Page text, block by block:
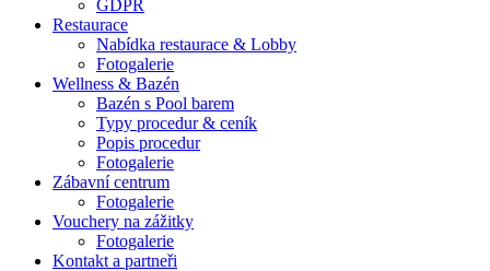
GDPR
Restaurace
Nabídka restaurace & Lobby
Fotogalerie
Wellness & Bazén
Bazén s Pool barem
Typy procedur & ceník
Popis procedur
Fotogalerie
Zábavní centrum
Fotogalerie
Vouchery na zážitky
Fotogalerie
Kontakt a partneři